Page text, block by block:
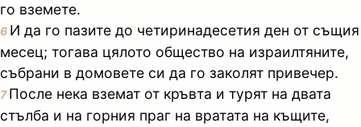
го вземете.
6 И да го пазите до четиринадесетия ден от същия
месец; тогава цялото общество на израилтяните,
събрани в домовете си да го заколят привечер.
7После нека вземат от кръвта и турят на двата
стълба и на горния праг на вратата на къщите,